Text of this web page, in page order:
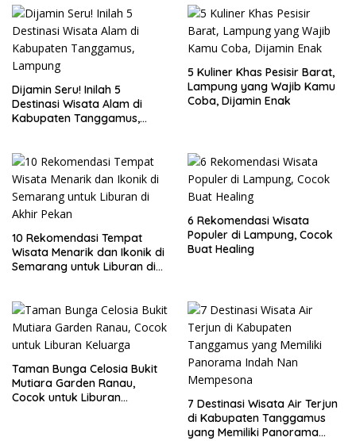
Dijamin Seru! Inilah 5
Destinasi Wisata Alam di
Kabupaten Tanggamus,
5 Kuliner Khas Pesisir Barat,
Lampung yang Wajib Kamu
Coba, Dijamin Enak
10 Rekomendasi Tempat
Wisata Menarik dan Ikonik di
Semarang untuk Liburan di
6 Rekomendasi Wisata
Populer di Lampung, Cocok
Buat Healing
Taman Bunga Celosia Bukit
Mutiara Garden Ranau,
Cocok untuk Liburan
7 Destinasi Wisata Air Terjun
di Kabupaten Tanggamus
yang Memiliki Panorama